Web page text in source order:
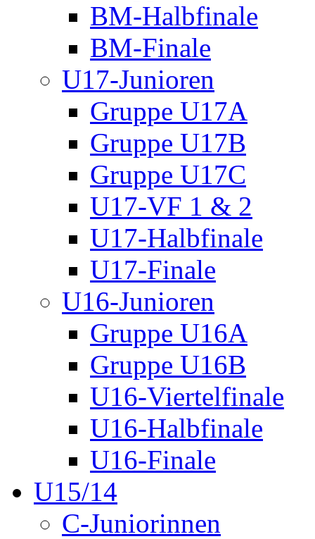
BM-Halbfinale
BM-Finale
U17-Junioren
Gruppe U17A
Gruppe U17B
Gruppe U17C
U17-VF 1 & 2
U17-Halbfinale
U17-Finale
U16-Junioren
Gruppe U16A
Gruppe U16B
U16-Viertelfinale
U16-Halbfinale
U16-Finale
U15/14
C-Juniorinnen